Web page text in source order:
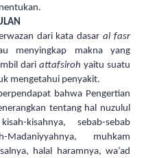
dari kata dasaral fasr
menyingkap makna yang
dari attafsiroh yaitu suatu
mengetahui penyakit.
bahwa Pengertian
tentang hal nuzulul
kisahnya, sebab-sebab
muhkam
halal haramnya, wa’ad